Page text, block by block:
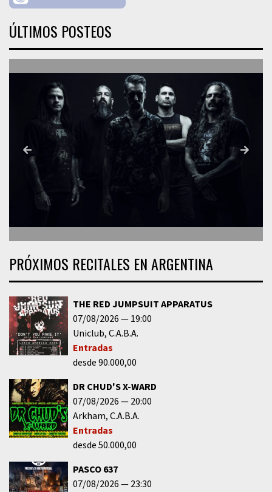
ÚLTIMOS POSTEOS
PRÓXIMOS RECITALES EN ARGENTINA
THE RED JUMPSUIT APPARATUS
07/08/2026
19:00
Uniclub C.A.B.A.
Entradas
desde 90.000,00
DR CHUD'S X-WARD
07/08/2026
20:00
Arkham C.A.B.A.
Entradas
desde 50.000,00
PASCO 637
07/08/2026
23:30